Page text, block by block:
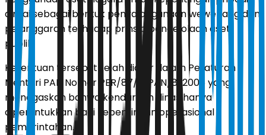
dinilai sebagai bentuk penyalahgunaan wewenang dan
pelanggaran terhadap prinsip pengelolaan aset
publik.
Ketentuan tersebut telah diatur dalam Peraturan
Menteri PAN Nomor PER/87/M.PAN/8/2005 yang
menegaskan bahwa kendaraan dinas hanya
diperuntukkan bagi kepentingan operasional
pemerintahan.